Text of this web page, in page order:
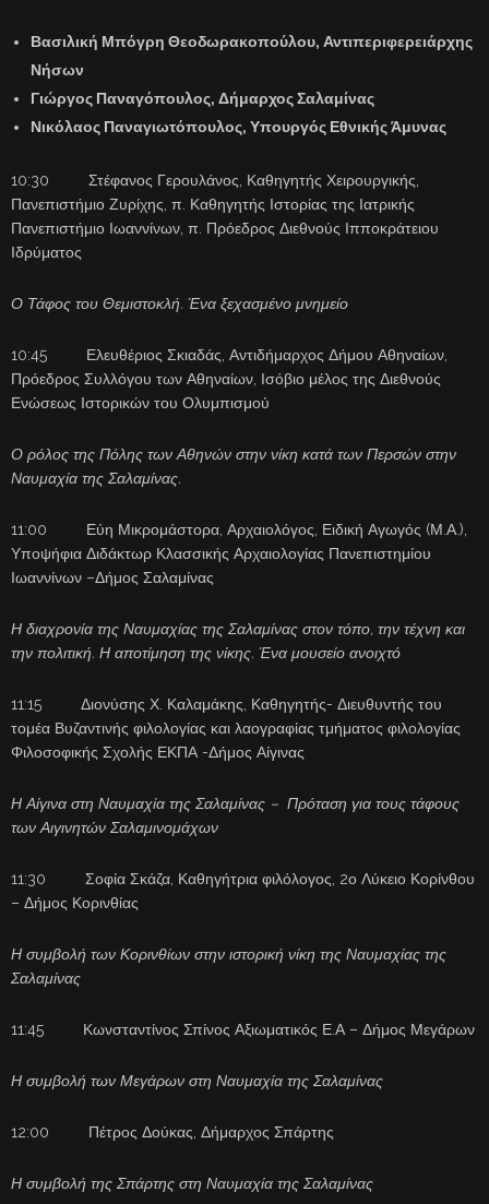
Βασιλική Μπόγρη Θεοδωρακοπούλου, Αντιπεριφερειάρχης
Νήσων
Γιώργος Παναγόπουλος, Δήμαρχος Σαλαμίνας
Νικόλαος Παναγιωτόπουλος, Υπουργός Εθνικής Άμυνας
10:30 Στέφανος Γερουλάνος, Καθηγητής Χειρουργικής,
Πανεπιστήμιο Ζυρίχης, π. Καθηγητής Ιστορίας της Ιατρικής
Πανεπιστήμιο Ιωαννίνων, π. Πρόεδρος Διεθνούς Ιπποκράτειου
Ιδρύματος
Ο Τάφος του Θεμιστοκλή. Ένα ξεχασμένο μνημείο
10:45 Ελευθέριος Σκιαδάς, Αντιδήμαρχος Δήμου Αθηναίων,
Πρόεδρος Συλλόγου των Αθηναίων, Ισόβιο μέλος της Διεθνούς
Ενώσεως Ιστορικών του Ολυμπισμού
Ο ρόλος της Πόλης των Αθηνών στην νίκη κατά των Περσών στην
Ναυμαχία της Σαλαμίνας.
11:00 Εύη Μικρομάστορα, Αρχαιολόγος, Ειδική Αγωγός (Μ.Α.),
Υποψήφια Διδάκτωρ Κλασσικής Αρχαιολογίας Πανεπιστημίου
Ιωαννίνων –Δήμος Σαλαμίνας
Η διαχρονία της Ναυμαχίας της Σαλαμίνας στον τόπο, την τέχνη και
την πολιτική. Η αποτίμηση της νίκης. Ένα μουσείο ανοιχτό
11:15 Διονύσης Χ. Καλαμάκης, Καθηγητής- Διευθυντής του
τομέα Βυζαντινής φιλολογίας και λαογραφίας τμήματος φιλολογίας
Φιλοσοφικής Σχολής ΕΚΠΑ -Δήμος Αίγινας
Η Αίγινα στη Ναυμαχία της Σαλαμίνας – Πρόταση για τους τάφους
των Αιγινητών Σαλαμινομάχων
11:30 Σοφία Σκάζα, Καθηγήτρια φιλόλογος, 2ο Λύκειο Κορίνθου
– Δήμος Κορινθίας
Η συμβολή των Κορινθίων στην ιστορική νίκη της Ναυμαχίας της
Σαλαμίνας
11:45 Κωνσταντίνος Σπίνος Αξιωματικός Ε.Α – Δήμος Μεγάρων
Η συμβολή των Μεγάρων στη Ναυμαχία της Σαλαμίνας
12:00 Πέτρος Δούκας, Δήμαρχος Σπάρτης
Η συμβολή της Σπάρτης στη Ναυμαχία της Σαλαμίνας